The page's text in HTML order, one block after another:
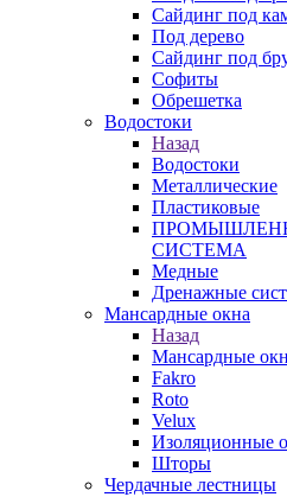
Сайдинг под
Под дерево
Сайдинг под
Софиты
Обрешетка
Водостоки
Назад
Водостоки
Металлические
Пластиковые
СИСТЕМА
Медные
Дренажные
Мансардные окна
Назад
Мансардные
Fakro
Roto
Velux
Изоляционные
Шторы
Чердачные лестницы